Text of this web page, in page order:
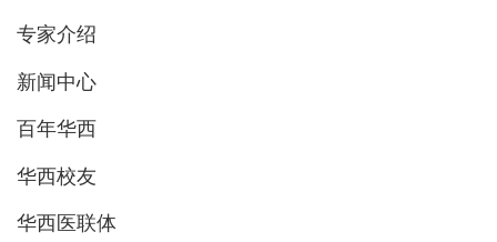
专家介绍
新闻中心
百年华西
华西校友
华西医联体